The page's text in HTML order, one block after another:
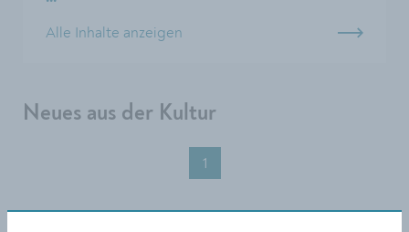
Alle Inhalte anzeigen
Neues aus der Kultur
1